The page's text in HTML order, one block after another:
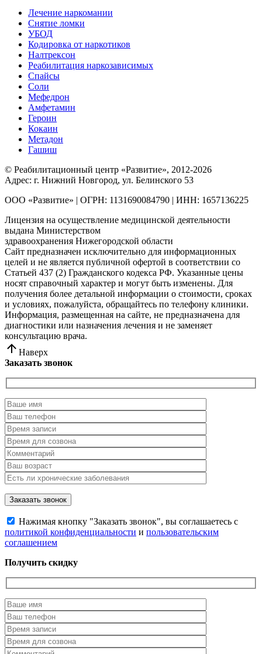
Лечение наркомании
Снятие ломки
УБОД
Кодировка от наркотиков
Налтрексон
Реабилитация наркозависимых
Спайсы
Соли
Мефедрон
Амфетамин
Героин
Кокаин
Метадон
Гашиш
© Реабилитационный центр «Развитие», 2012-2026
Адрес: г. Нижний Новгород, ул. Белинского 53
ООО «Развитие» | ОГРН: 1131690084790 | ИНН: 1657136225
Лицензия на осуществление медицинской деятельности
выдана Министерством
здравоохранения Нижегородской области
Сайт предназначен исключительно для информационных
целей и не является публичной офертой в соответствии со
Статьей 437 (2) Гражданского кодекса РФ. Указанные цены
носят справочный характер и могут быть изменены. Для
получения более детальной информации о стоимости, сроках
и условиях, пожалуйста, обращайтесь по телефону клиники.
Информация, размещенная на сайте, не предназначена для
диагностики или назначения лечения и не заменяет
консультацию врача.
Наверх
Заказать звонок
Нажимая кнопку "Заказать звонок", вы соглашаетесь с
политикой конфиденциальности и пользовательским
соглашением
Получить скидку